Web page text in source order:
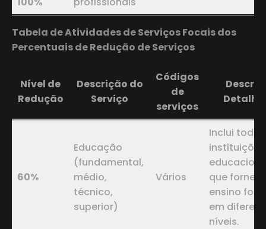
Tabela de Atividades de Serviços Focais dos
Percentuais de Redução de Serviços
Nível de
Redução
Descrição do
Serviço
Códigos
de
serviços
60%
Educação
(fundamental,
médio,
técnico,
superior)
Vários
Inclui
instituições
que
ensino
em
níveis.